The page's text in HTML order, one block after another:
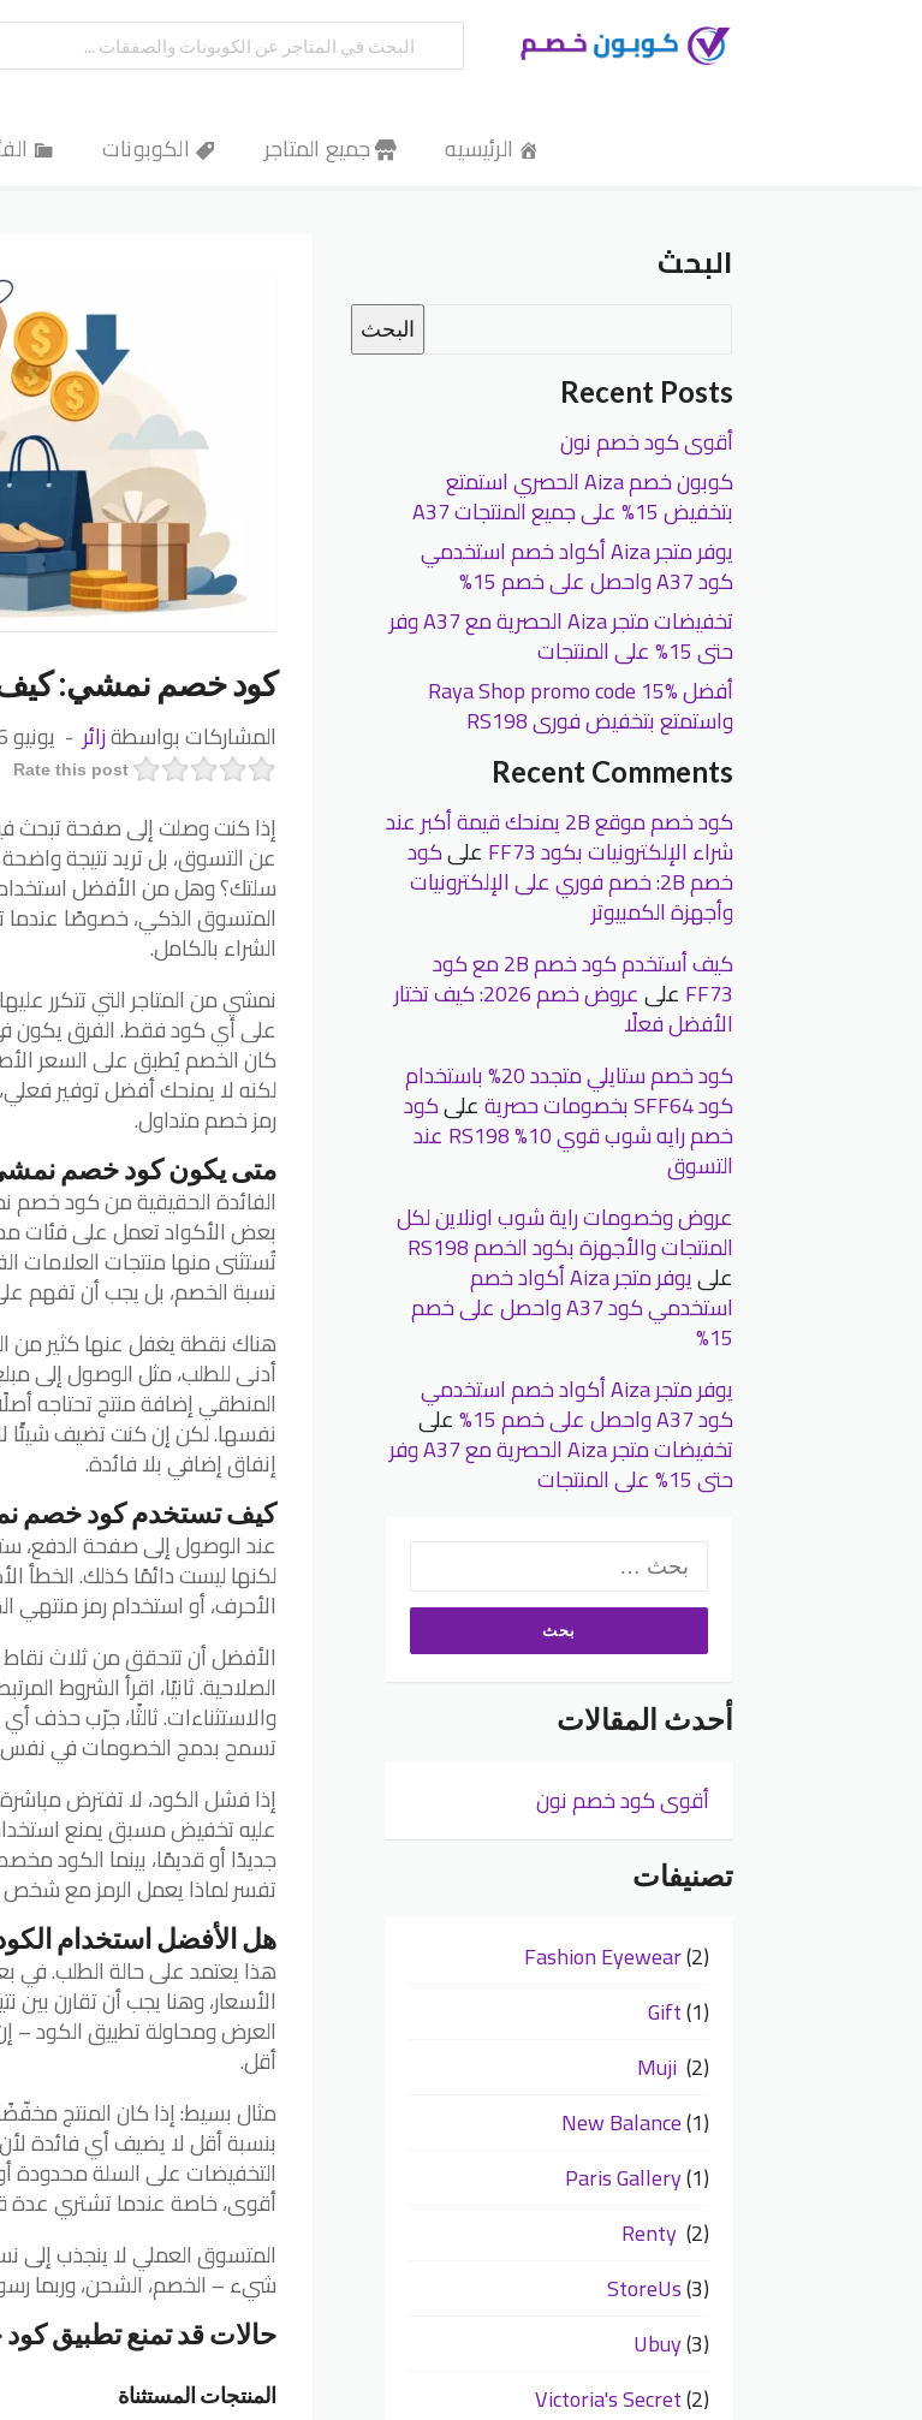
الرئيسيه جميع المتاجر الكوبونات
كود خصم نمشي:
المشاركات بواسطةزائر يونيو 6, 2026
Rate this post
إذا كنت وصلت إلى صفحة تبحث
عن التسوق، بل تريد نتيجة
سلتك؟ وهل من الأفضل استخدام
المتسوق الذكي، خصوصًا عندما
الشراء بالكامل.
نمشي من المتاجر التي تتكرر
على أي كود فقط. الفرق يكون في
كان الخصم يُطبق على السعر
لكنه لا يمنحك أفضل توفير
رمز خصم متداول.
متى يكون كود خصم نمشي
الفائدة الحقيقية من كود خصم
بعض الأكواد تعمل على فئات
تُستثنى منها منتجات العلامات
نسبة الخصم، بل يجب أن تفهم
هناك نقطة يغفل عنها كثير من
أدنى للطلب، مثل الوصول إلى
المنطقي إضافة منتج تحتاجه
نفسها. لكن إن كنت تضيف شيئًا
إنفاق إضافي بلا فائدة.
كيف تستخدم كود خصم
عند الوصول إلى صفحة الدفع،
لكنها ليست دائمًا كذلك. الخطأ
الأحرف، أو استخدام رمز منتهي
الأفضل أن تتحقق من ثلاث نقاط
الصلاحية. ثانيًا، اقرأ الشروط
والاستثناءات. ثالثًا، جرّب حذف
تسمح بدمج الخصومات في نفس
إذا فشل الكود، لا تفترض
عليه تخفيض مسبق يمنع
جديدًا أو قديمًا، بينما الكود
تفسر لماذا يعمل الرمز مع
هل الأفضل استخدام
هذا يعتمد على حالة الطلب.
الأسعار، وهنا يجب أن تقارن بين
العرض ومحاولة تطبيق الكود
أقل.
مثال بسيط: إذا كان المنتج
بنسبة أقل لا يضيف أي فائدة
التخفيضات على السلة محدودة
أقوى، خاصة عندما تشتري
المتسوق العملي لا ينجذب إلى
شيء – الخصم، الشحن، وربما
حالات قد تمنع تطبيق
المنتجات المستثناة
البحث
البحث
Recent Posts
أقوى كود خصم نون
كوبون خصم Aiza الحصري استمتع
بتخفيض 15% على جميع المنتجات A37
يوفر متجر Aiza أكواد خصم استخدمي
كود A37 واحصل على خصم 15%
تخفيضات متجر Aiza الحصرية مع A37 وفر
حتى 15% على المنتجات
أفضل Raya Shop promo code 15%
واستمتع بتخفيض فورى RS198
Recent Comments
كود خصم موقع 2B يمنحك قيمة أكبر عند
شراء الإلكترونيات بكود FF73 علىكود
خصم 2B: خصم فوري على الإلكترونيات
وأجهزة الكمبيوتر
كيف أستخدم كود خصم 2B مع كود
FF73 على عروض خصم 2026: كيف تختار
الأفضل فعلًا
كود خصم ستايلي متجدد 20% باستخدام
كود SFF64 بخصومات حصرية علىكود
خصم رايه شوب قوي 10% RS198 عند
التسوق
عروض وخصومات راية شوب اونلاين لكل
المنتجات والأجهزة بكود الخصم RS198
على يوفر متجر Aiza أكواد خصم
استخدمي كود A37 واحصل على خصم
15%
يوفر متجر Aiza أكواد خصم استخدمي
كود A37 واحصل على خصم 15% على
تخفيضات متجر Aiza الحصرية مع A37 وفر
حتى 15% على المنتجات
البحث
عن:
أحدث المقالات
أقوى كود خصم نون
تصنيفات
Fashion Eyewear(2)
Gift(1)
Muji (2)
New Balance(1)
Paris Gallery(1)
Renty (2)
StoreUs(3)
Ubuy(3)
Victoria's Secret(2)